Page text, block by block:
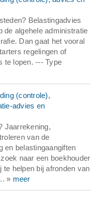
Belastingadvies
de algehele administratie
Dan gaat het vooral
regelingen of
te lopen. --- Type
(controle),
advies en
Jaarrekening,
van de
en belastingaangiften
naar een boekhouder
helpen bij afronden van
» meer